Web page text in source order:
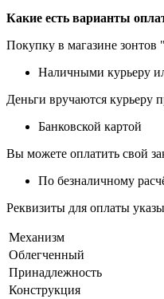
Какие есть варианты
Покупку в магазине
Наличными курьеру
Деньги вручаются курьеру
Банковской картой
Вы можете оплатить свой
По безналичному
Реквизиты для оплаты
Механизм
Облегченный
Принадлежность
Конструкция